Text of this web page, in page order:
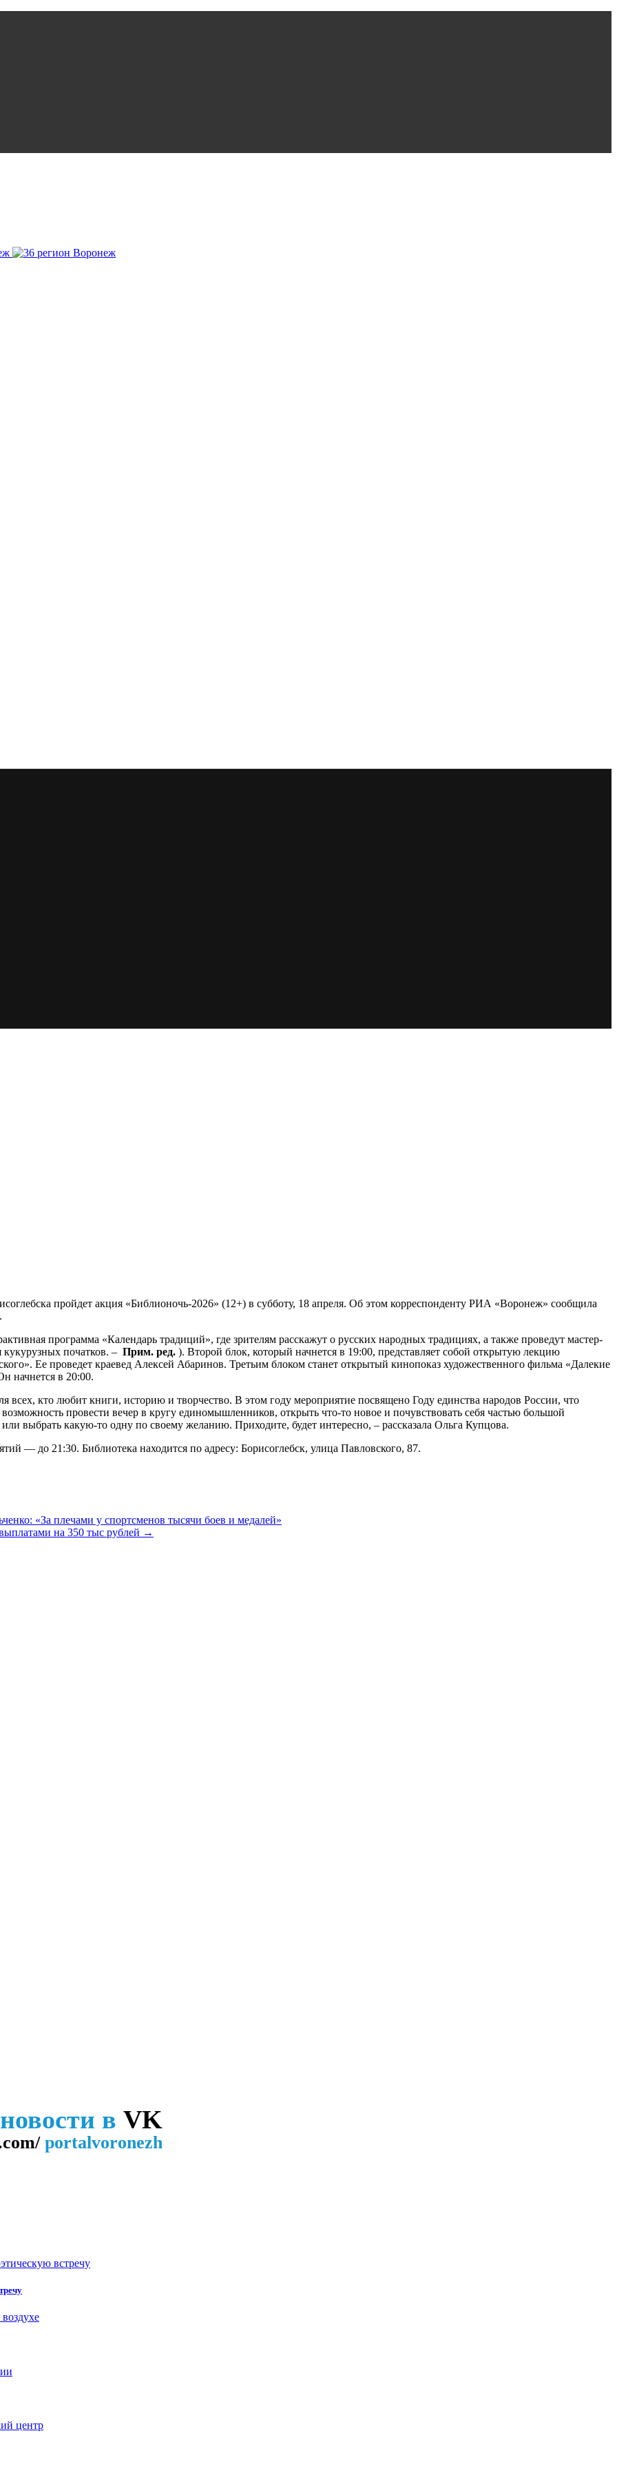
пройдет акция «Библионочь-2026» (12+) в субботу, 18 апреля. Об этом корреспонденту РИА «Воронеж» сообщила
программа «Календарь традиций», где зрителям расскажут о русских народных традициях, а также проведут мастер-
початков. – Прим. ред. ). Второй блок, который начнется в 19:00, представляет собой открытую лекцию
Ее проведет краевед Алексей Абаринов. Третьим блоком станет открытый кинопоказ художественного фильма «Далекие
начнется в 20:00.
всех, кто любит книги, историю и творчество. В этом году мероприятие посвящено Году единства народов России, что
провести вечер в кругу единомышленников, открыть что-то новое и почувствовать себя частью большой
выбрать какую-то одну по своему желанию. Приходите, будет интересно, – рассказала Ольга Купцова.
— до 21:30. Библиотека находится по адресу: Борисоглебск, улица Павловского, 87.
«За плечами у спортсменов тысячи боев и медалей»
на 350 тыс рублей →
в VK
portalvoronezh